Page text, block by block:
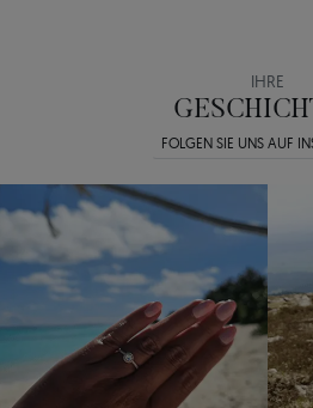
IHRE
FOLGEN SIE UNS AUF